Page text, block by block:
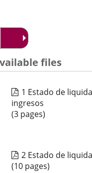
files
1 Estado de
ingresos
(3 pages)
2 Estado de
(10 pages)